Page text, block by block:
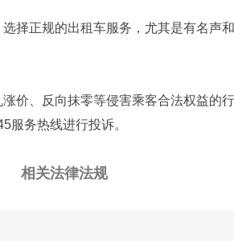
择正规的出租车服务，尤其是有名声
价、反向抹零等侵害乘客合法权益的
服务热线进行投诉。
相关法律法规